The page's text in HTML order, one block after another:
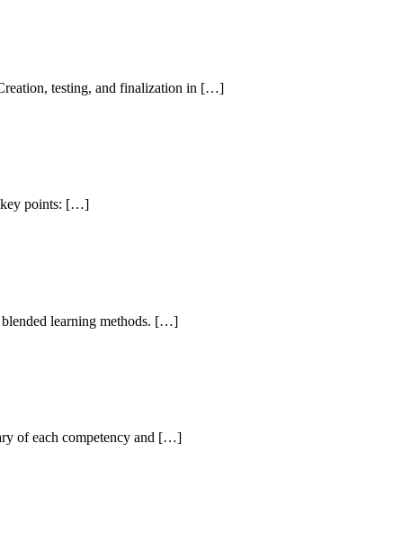
testing, and finalization in […]
key points: […]
blended learning methods. […]
of each competency and […]